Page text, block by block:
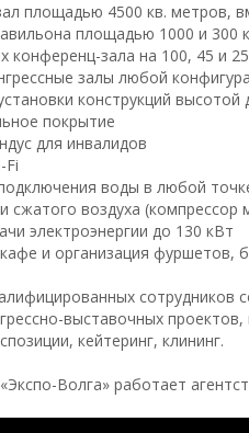
площадью 4500 кв. метров,
площадью 1000 и 300
конференц-зала на 100, 45 и
залы любой
конструкций высотой
покрытие
для инвалидов
Fi
воды в любой
сжатого воздуха
электроэнергии до 130 кВт
и организация фуршетов,
сотрудников
выставочных
кейтеринг, клининг.
Волга» работает